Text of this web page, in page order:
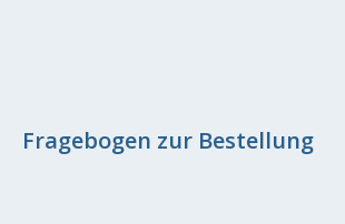
Fragebogen zur Bestellung